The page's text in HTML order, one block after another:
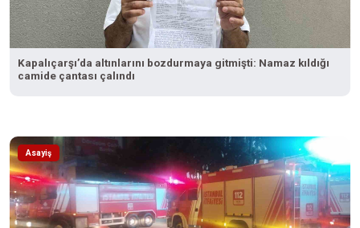
Kapalıçarşı’da altınlarını bozdurmaya gitmişti: Namaz kıldığı
camide çantası çalındı
Asayiş